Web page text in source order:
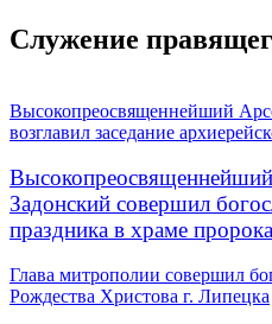
Служение
Высокопреосвященнейший
возглавил заседание
Задонский совершил
праздника в храме
Глава митрополии совершил
Рождества Христова г. Липецка